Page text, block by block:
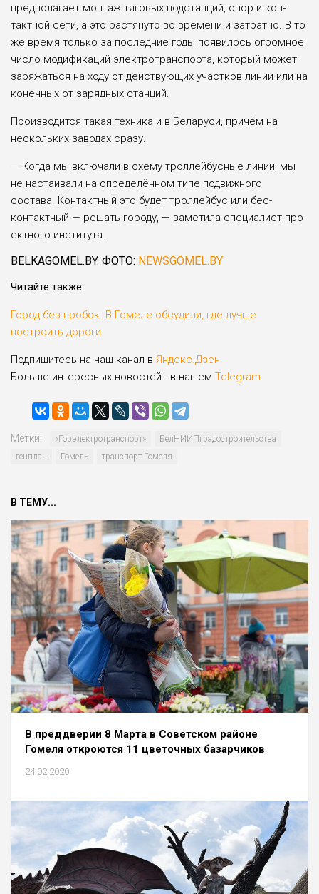
предполагает монтаж тяго­вых подстанций, опор и кон­
тактной сети, а это растянуто во времени и затратно. В то
же время только за послед­ние годы появилось огромное
число модификаций электро­транспорта, который может
заряжаться на ходу от дей­ствующих участков линии или на
конечных от зарядных станций.
Производится такая тех­ника и в Беларуси, причём на
нескольких заводах сразу.
— Когда мы включали в схему троллейбусные линии, мы
не настаивали на опре­делённом типе подвижного
состава. Контактный это будет троллейбус или бес­
контактный — решать городу, — заметила специалист про­
ектного института.
BELKAGOMEL.BY. ФОТО: NEWSGOMEL.BY
Читайте также:
Город без пробок. В Гомеле обсудили, где лучше
построить дороги
Подпишитесь на наш канал в Яндекс.Дзен
Больше интересных новостей - в нашем Telegram
Метки: «Горэлектро­транспорт»
БелНИИПградостроительства
генплан
Гомель транспорт Гомеля
В ТЕМУ...
В преддверии 8 Марта в Советском районе
Гомеля откроются 11 цветочных базарчиков
24.02.2020